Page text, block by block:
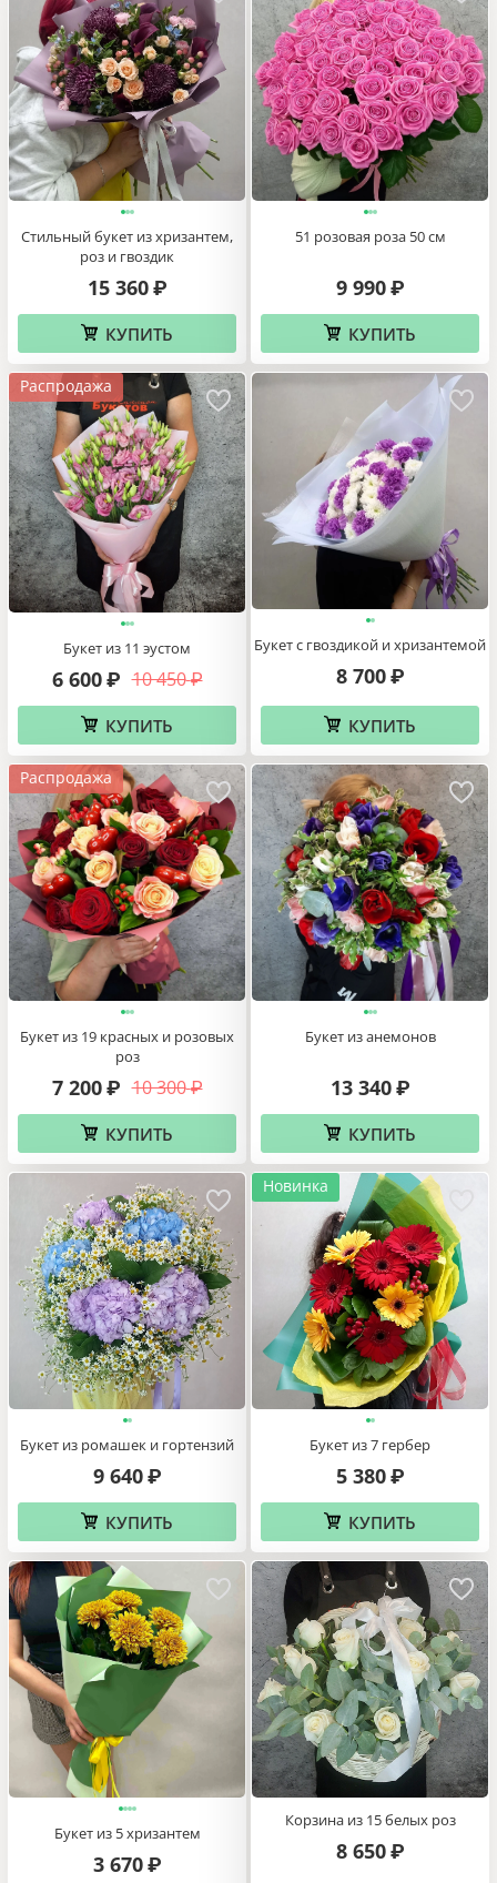
Стильный букет из хризантем,
роз и гвоздик
15 360 ₽
КУПИТЬ
51 розовая роза 50 см
9 990 ₽
КУПИТЬ
Распродажа
Букет из 11 эустом
10 450 ₽
6 600 ₽
КУПИТЬ
Букет с гвоздикой и хризантемой
8 700 ₽
КУПИТЬ
Распродажа
Букет из 19 красных и розовых
роз
10 300 ₽
7 200 ₽
КУПИТЬ
Букет из анемонов
13 340 ₽
КУПИТЬ
Букет из ромашек и гортензий
9 640 ₽
КУПИТЬ
Новинка
Букет из 7 гербер
5 380 ₽
КУПИТЬ
Букет из 5 хризантем
3 670 ₽
Корзина из 15 белых роз
8 650 ₽